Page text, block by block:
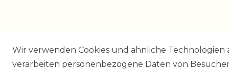
Wir verwenden Cookies und ähnliche
verarbeiten personenbezogene Daten von